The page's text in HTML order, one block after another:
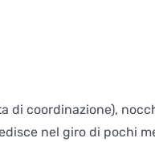
di coordinazione),
nel giro di pochi